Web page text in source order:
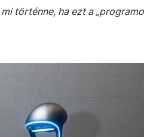
történne, ha ezt a